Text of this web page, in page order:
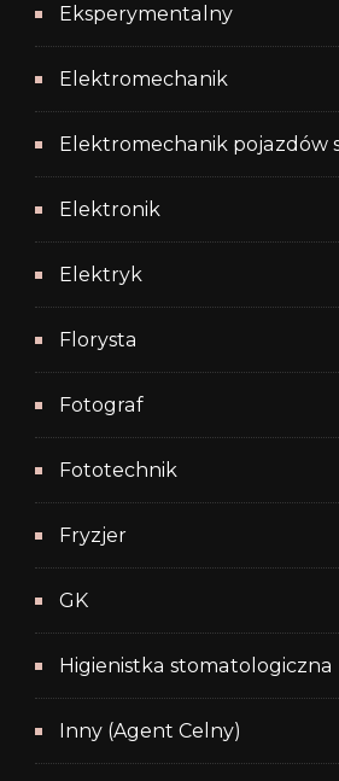
Eksperymentalny
Elektromechanik
Elektromechanik pojazdów
Elektronik
Elektryk
Florysta
Fotograf
Fototechnik
Fryzjer
GK
Higienistka stomatologiczna
Inny (Agent Celny)